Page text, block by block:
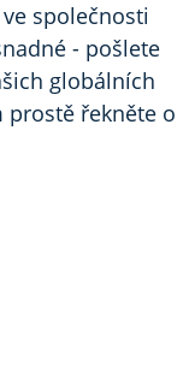
společnosti
- pošlete
globálních
řekněte o